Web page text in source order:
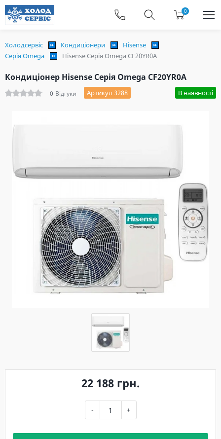
0
Холодсервіс Кондиціонери
Hisense
Серія Omega
Hisense Серія Omega CF20YR0A
Кондиціонер Hisense Серія Omega CF20YR0A
0 Відгуки Артикул 3288 В наявності
22 188 грн.
- +